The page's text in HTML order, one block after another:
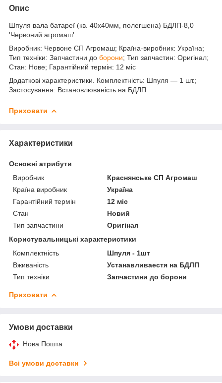
Опис
Шпуля вала батареї (кв. 40х40мм, полегшена) БДЛП-8,0
'Червоний агромаш'
Виробник: Червоне СП Агромаш; Країна-виробник: Україна;
Тип техніки: Запчастини до борони; Тип запчастин: Оригінал;
Стан: Нове; Гарантійний термін: 12 міс
Додаткові характеристики. Комплектність: Шпуля — 1 шт.;
Застосування: Встановлюваність на БДЛП
Приховати
Характеристики
Основні атрибути
Виробник
Краснянське СП Агромаш
Країна виробник
Україна
Гарантійний термін
12 міс
Стан
Новий
Тип запчастини
Оригінал
Користувальницькі характеристики
Комплектність
Шпуля - 1шт
Вживаність
Устанавливаестя на БДЛП
Тип техніки
Запчастини до борони
Приховати
Умови доставки
Нова Пошта
Всі умови доставки